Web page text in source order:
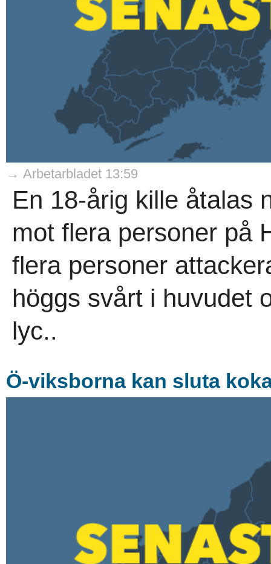
→ Arbetarbladet 13:59
En 18-årig kille åtalas
mot flera personer på
flera personer
höggs svårt i huvudet
lyc..
Ö-viksborna kan sluta